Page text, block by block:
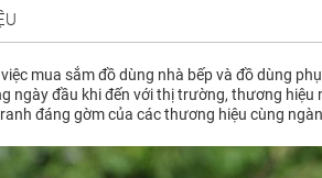
mua sắm đồ dùng nhà bếp và đồ dùng
ngày đầu khi đến với thị trường, thương
đáng gờm của các thương hiệu cùng